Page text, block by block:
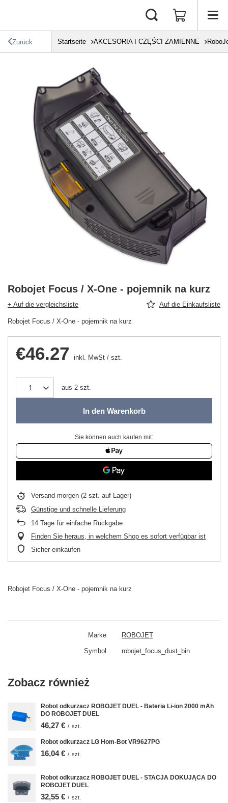
Zurück Startseite AKCESORIA I CZĘŚCI ZAMIENNE
Robojet Focus / X-One - pojemnik na kurz
+ Auf die vergleichsliste Auf die Einkaufsliste
Robojet Focus / X-One - pojemnik na kurz
€46.27 inkl. MwSt / szt.
aus 2 szt.
In den Warenkorb
Sie können auch kaufen mit:
Versand morgen (2 szt. auf Lager)
Günstige und schnelle Lieferung
14 Tage für einfache Rückgabe
Finden Sie heraus, in welchem Shop es sofort verfügbar ist
Sicher einkaufen
Robojet Focus / X-One - pojemnik na kurz
Marke ROBOJET
Symbol robojet_focus_dust_bin
Zobacz również
Robot odkurzacz ROBOJET DUEL - Bateria Li-ion 2000 mAh
DO ROBOJET DUEL
46,27 € / szt.
Robot odkurzacz LG Hom-Bot VR9627PG
16,04 € / szt.
Robot odkurzacz ROBOJET DUEL - STACJA DOKUJĄCA DO
ROBOJET DUEL
32,55 € / szt.